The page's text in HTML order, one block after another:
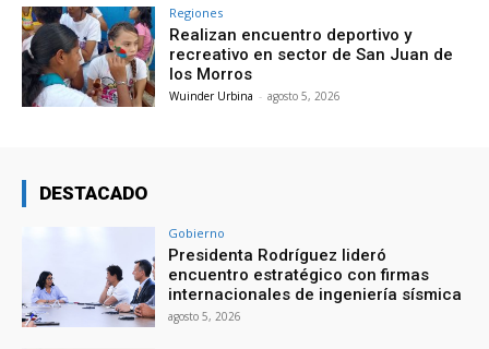
Regiones
Realizan encuentro deportivo y
recreativo en sector de San Juan de
los Morros
Wuinder Urbina - agosto 5, 2026
DESTACADO
Gobierno
Presidenta Rodríguez lideró
encuentro estratégico con firmas
internacionales de ingeniería sísmica
agosto 5, 2026